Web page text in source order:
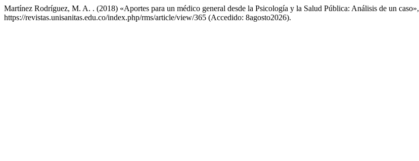
Martínez Rodríguez, M. A. . (2018) «Aportes para un médico general desde la Psicología y la Salud Pública: Análisis de un caso»,
https://revistas.unisanitas.edu.co/index.php/rms/article/view/365 (Accedido: 8agosto2026).